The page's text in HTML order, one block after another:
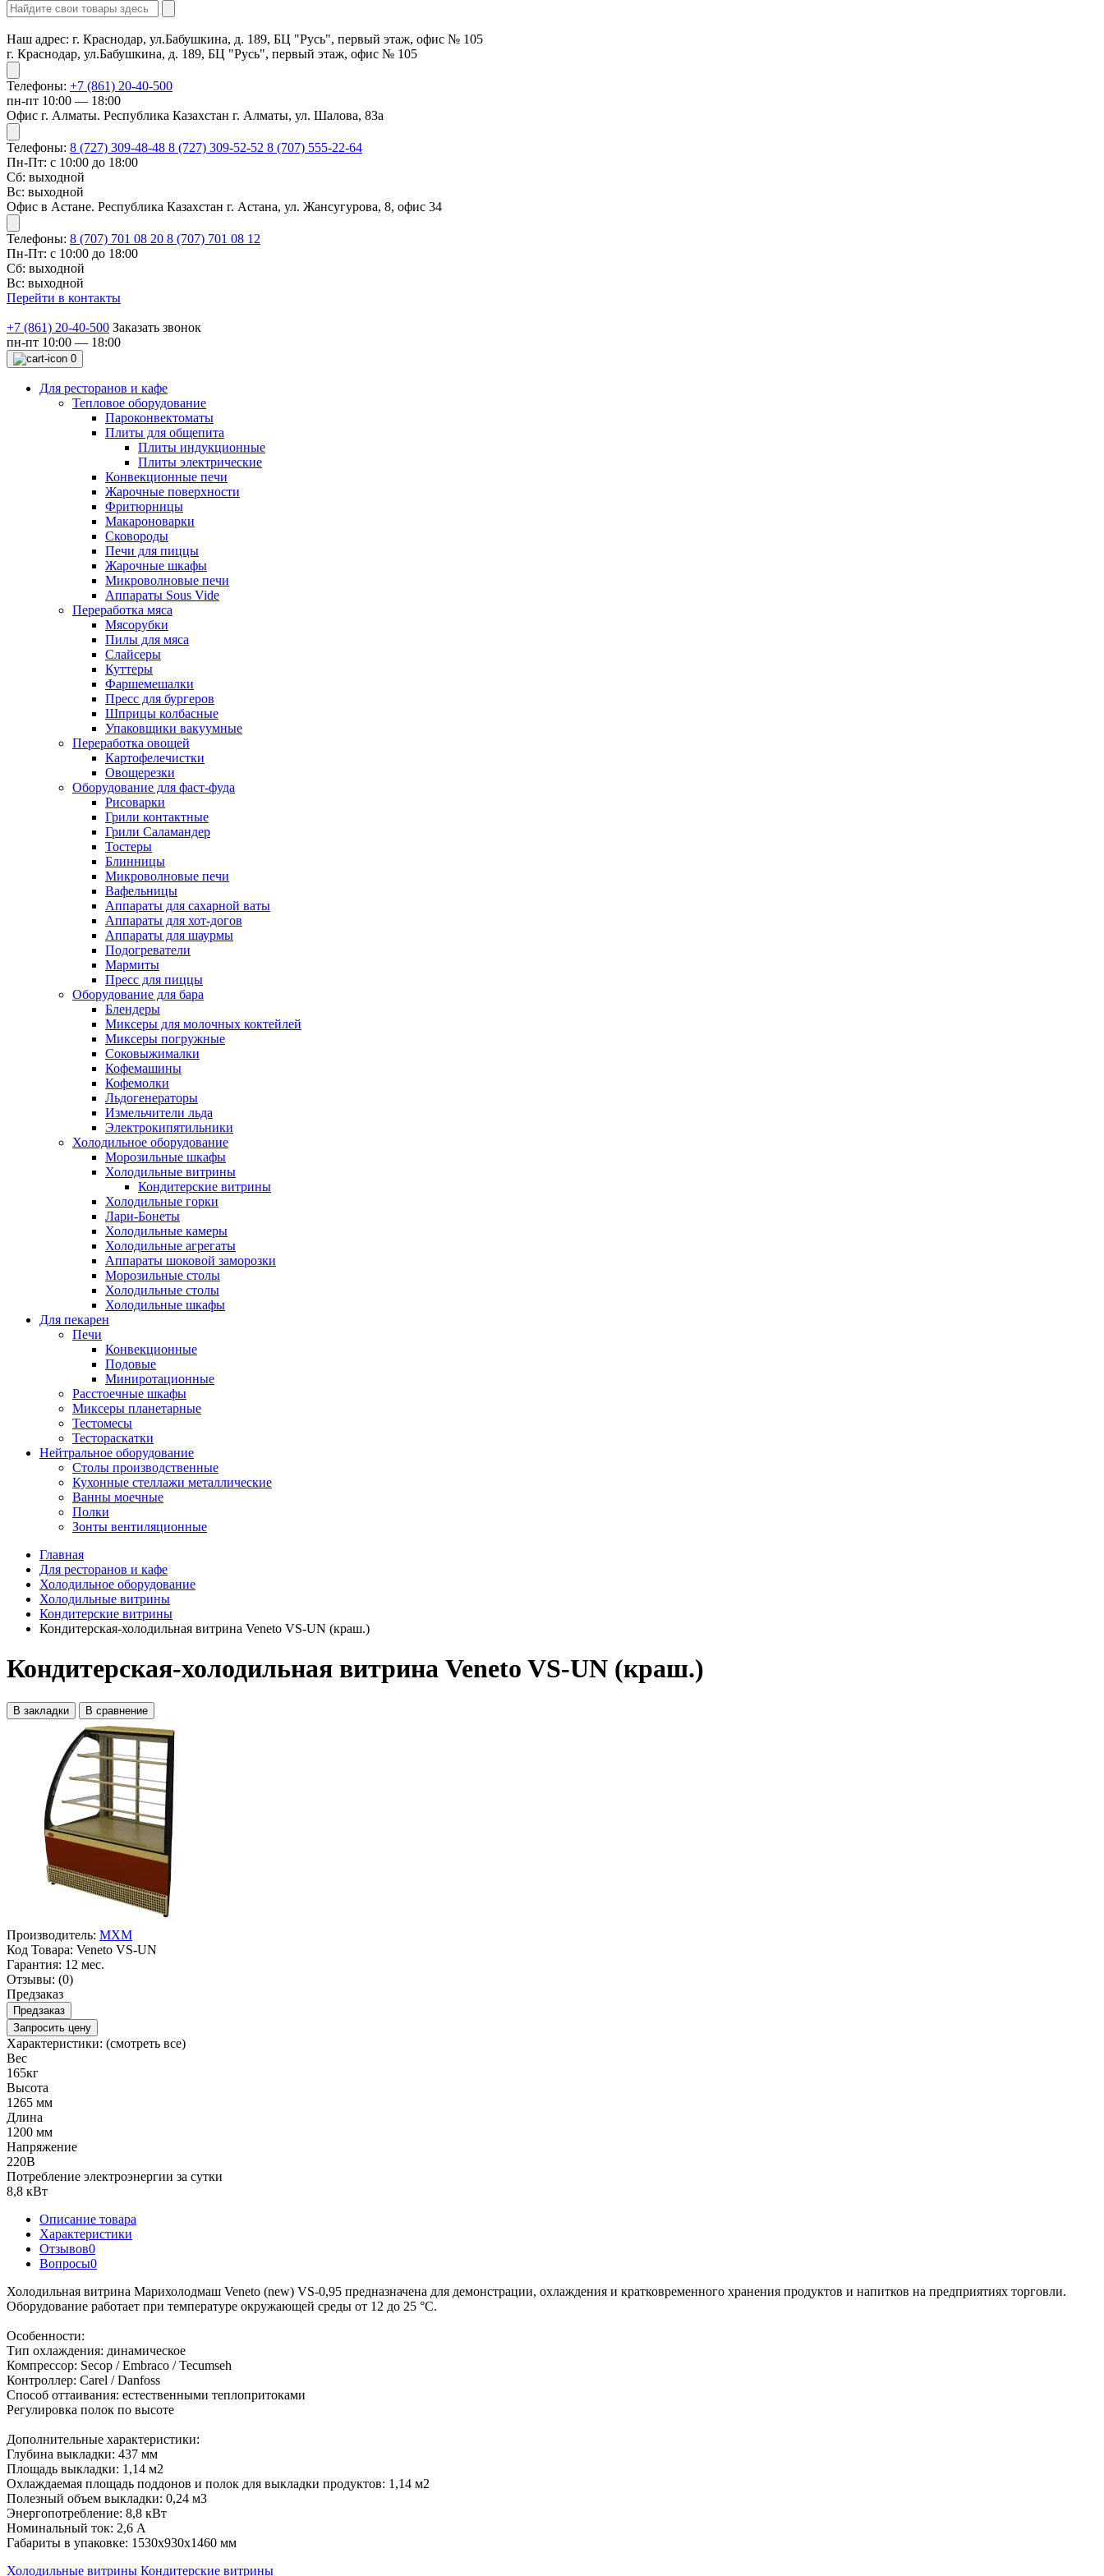
Наш адрес: г. Краснодар, ул.Бабушкина, д. 189, БЦ "Русь", первый этаж, офис № 105
г. Краснодар, ул.Бабушкина, д. 189, БЦ "Русь", первый этаж, офис № 105
Телефоны: +7 (861) 20-40-500
пн-пт 10:00 — 18:00
Офис г. Алматы. Республика Казахстан г. Алматы, ул. Шалова, 83а
Телефоны: 8 (727) 309-48-48 8 (727) 309-52-52 8 (707) 555-22-64
Пн-Пт: с 10:00 до 18:00
Сб: выходной
Вс: выходной
Офис в Астане. Республика Казахстан г. Астана, ул. Жансугурова, 8, офис 34
Телефоны: 8 (707) 701 08 20 8 (707) 701 08 12
Пн-Пт: с 10:00 до 18:00
Сб: выходной
Вс: выходной
Перейти в контакты
+7 (861) 20-40-500 Заказать звонок
пн-пт 10:00 — 18:00
0
Для ресторанов и кафе
Тепловое оборудование
Пароконвектоматы
Плиты для общепита
Плиты индукционные
Плиты электрические
Конвекционные печи
Жарочные поверхности
Фритюрницы
Макароноварки
Сковороды
Печи для пиццы
Жарочные шкафы
Микроволновые печи
Аппараты Sous Vide
Переработка мяса
Мясорубки
Пилы для мяса
Слайсеры
Куттеры
Фаршемешалки
Пресс для бургеров
Шприцы колбасные
Упаковщики вакуумные
Переработка овощей
Картофелечистки
Овощерезки
Оборудование для фаст-фуда
Рисоварки
Грили контактные
Грили Саламандер
Тостеры
Блинницы
Микроволновые печи
Вафельницы
Аппараты для сахарной ваты
Аппараты для хот-догов
Аппараты для шаурмы
Подогреватели
Мармиты
Пресс для пиццы
Оборудование для бара
Блендеры
Миксеры для молочных коктейлей
Миксеры погружные
Соковыжималки
Кофемашины
Кофемолки
Льдогенераторы
Измельчители льда
Электрокипятильники
Холодильное оборудование
Морозильные шкафы
Холодильные витрины
Кондитерские витрины
Холодильные горки
Лари-Бонеты
Холодильные камеры
Холодильные агрегаты
Аппараты шоковой заморозки
Морозильные столы
Холодильные столы
Холодильные шкафы
Для пекарен
Печи
Конвекционные
Подовые
Миниротационные
Расстоечные шкафы
Миксеры планетарные
Тестомесы
Тестораскатки
Нейтральное оборудование
Столы производственные
Кухонные стеллажи металлические
Ванны моечные
Полки
Зонты вентиляционные
Главная
Для ресторанов и кафе
Холодильное оборудование
Холодильные витрины
Кондитерские витрины
Кондитерская-холодильная витрина Veneto VS-UN (краш.)
Кондитерская-холодильная витрина Veneto VS-UN (краш.)
В закладки В сравнение
Производитель: МХМ
Код Товара: Veneto VS-UN
Гарантия: 12 мес.
Отзывы: (0)
Предзаказ
Предзаказ
Запросить цену
Характеристики: (смотреть все)
Вес
165кг
Высота
1265 мм
Длина
1200 мм
Напряжение
220В
Потребление электроэнергии за сутки
8,8 кВт
Описание товара
Характеристики
Отзывов0
Вопросы0
Холодильная витрина Марихолодмаш Veneto (new) VS-0,95 предназначена для демонстрации, охлаждения и кратковременного хранения продуктов и напитков на предприятиях торговли.
Оборудование работает при температуре окружающей среды от 12 до 25 °С.
Особенности:
Тип охлаждения: динамическое
Компрессор: Secop / Embraco / Tecumseh
Контроллер: Carel / Danfoss
Способ оттаивания: естественными теплопритоками
Регулировка полок по высоте
Дополнительные характеристики:
Глубина выкладки: 437 мм
Площадь выкладки: 1,14 м2
Охлаждаемая площадь поддонов и полок для выкладки продуктов: 1,14 м2
Полезный объем выкладки: 0,24 м3
Энергопотребление: 8,8 кВт
Номинальный ток: 2,6 А
Габариты в упаковке: 1530x930x1460 мм
Холодильные витрины Кондитерские витрины